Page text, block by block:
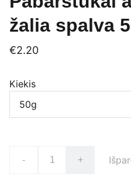
žalia spalva
€2.20
Kiekis
- +